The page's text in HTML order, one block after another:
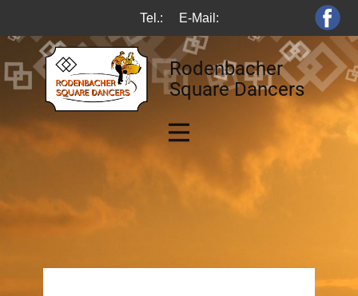
Tel.: E-Mail:
Rodenbacher
Square Dancers